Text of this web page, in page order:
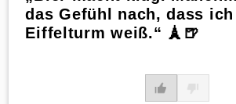
das Gefühl nach, dass
Eiffelturm weiß.“ 🗼🍺